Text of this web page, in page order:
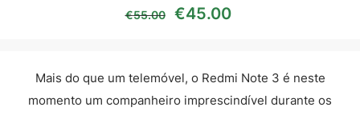
€55.00 O preço original era:
€45.00
Mais do que um telemóvel, o Redmi Note 3 é neste
momento um companheiro imprescindível durante os